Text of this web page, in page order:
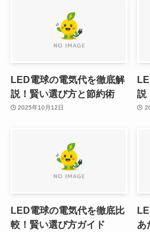
LED電球の電気代を徹底解
説！賢い選び方と節約術
2025年10月12日
説
LED電球の電気代を徹底比
較！賢い選び方ガイド
あ